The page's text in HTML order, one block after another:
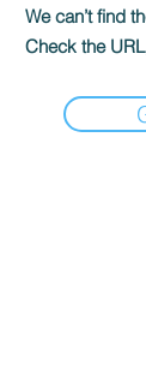
We can’t find
Check the